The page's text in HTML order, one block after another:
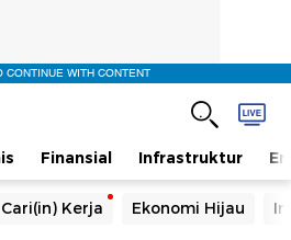
CONTINUE WITH CONTENT
Finansial Infrastruktur
Cari(in) Kerja Ekonomi Hijau